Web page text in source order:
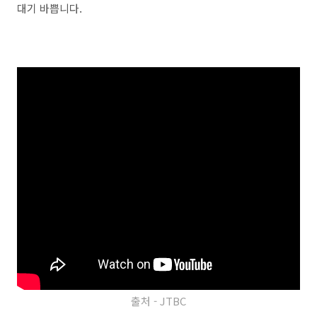
대기 바쁩니다.
출처 - JTBC